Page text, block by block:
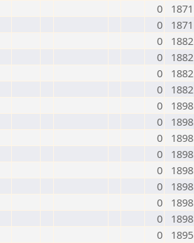
0
1871
0
1871
0
1882
0
1882
0
1882
0
1882
0
1898
0
1898
0
1898
0
1898
0
1898
0
1898
0
1898
0
1898
0
1895